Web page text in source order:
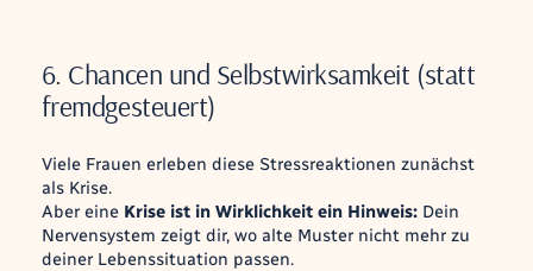
6. Chancen und Selbstwirksamkeit (statt
fremdgesteuert)
Viele Frauen erleben diese Stressreaktionen zunächst
als Krise.
Aber eine Krise ist in Wirklichkeit ein Hinweis:Dein
Nervensystem zeigt dir, wo alte Muster nicht mehr zu
deiner Lebenssituation passen.